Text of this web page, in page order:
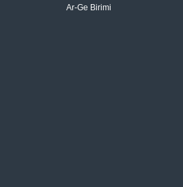
Ar-Ge Birimi